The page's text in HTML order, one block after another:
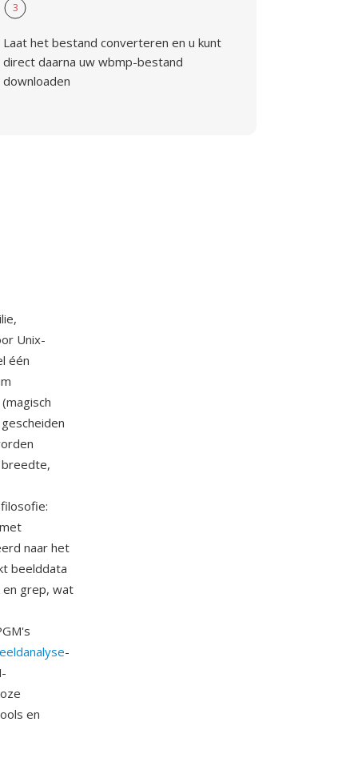
3
Laat het bestand converteren en u kunt
direct daarna uw wbmp-bestand
downloaden
Unix-
één
breedte,
naar het
beelddata
grep, wat
-
en